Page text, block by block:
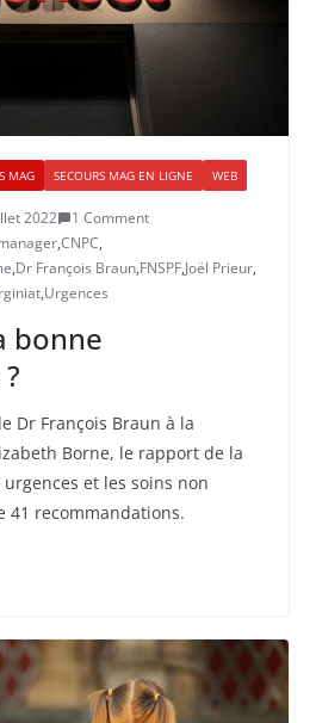
MAG SECOURS MAG EN LIGNE WEB
2022
1 Comment
,CNPC,
,Dr François Braun,FNSPF,Joël Prieur,
,Urgences
bonne
Dr François Braun à la
Borne, le rapport de la
et les soins non
41 recommandations.